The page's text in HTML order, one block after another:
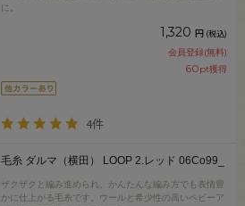
に。
1,320 円 (税込)
会員登録(無料)
60pt獲得
4件
毛糸 ダルマ（横田） LOOP 2.レッド 06Co99_
ザクザクと編み進められ、かんたんな編み方でも表情豊
かに仕上がる毛糸です。ウールと希少性の高いベビーア